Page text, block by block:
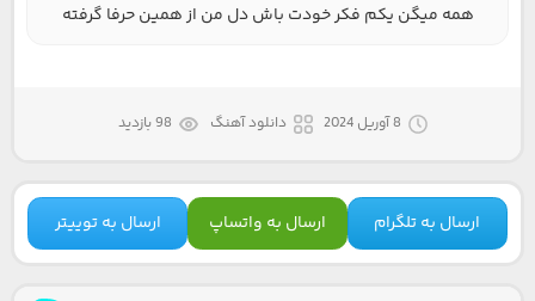
همه میگن یکم فکر خودت باش دل من از همین حرفا گرفته
8 آوریل 2024 دانلود آهنگ 98 بازدید
ارسال به تلگرام ارسال به واتساپ ارسال به توییتر